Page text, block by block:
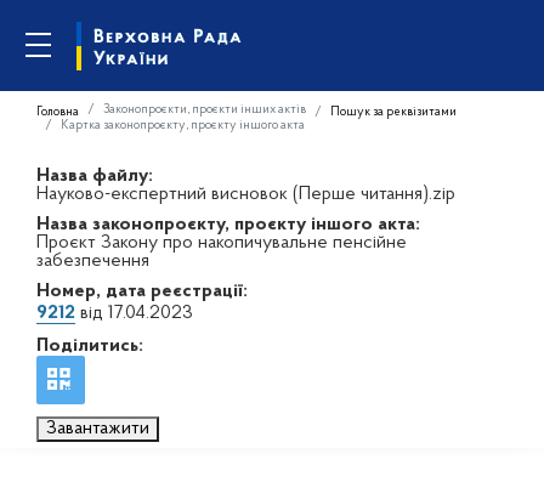
Головна Законопроєкти, проєкти інших актів
Пошук за реквізитами
Картка законопроєкту, проєкту іншого акта
Назва файлу:
Науково-експертний висновок (Перше читання).zip
Назва законопроєкту, проєкту іншого акта:
Проєкт Закону про накопичувальне пенсійне
забезпечення
Номер, дата реєстрації:
9212 від 17.04.2023
Поділитись:
Завантажити